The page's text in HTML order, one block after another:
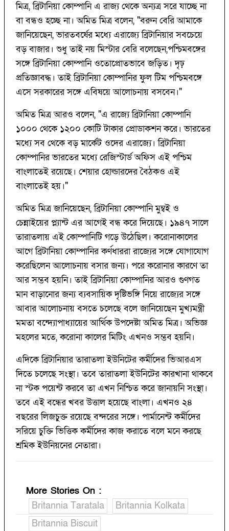
মিত্র, ব্রিটানিয়া কোম্পানি এ রাজ্য থেকে অন্যত্র সরে যাচ্ছে না
বা বন্ধও হচ্ছে না। অমিত মিত্র বলেন, "বরুন বেরি আমাকে
জানিয়েছেন, ভারতবর্ষের মধ্যে এরাজ্যে ব্রিটানিয়ার সবচেয়ে
বড় বাজার। শুধু তাই নয় মিস্টার বেরি বলেছেন,পশ্চিমবঙ্গের
সঙ্গে ব্রিটানিয়া কোম্পানি ওতোপ্রোতভাবে জড়িত। দৃঢ়
প্রতিজ্ঞাবদ্ধ। তাই ব্রিটানিয়া কোম্পানির ফুল টিম পশ্চিমবঙ্গে
এসে সরকারের সঙ্গে এবিষয়ে আলোচনায় বসবেন।"
অমিত মিত্র আরও বলেন, "এ রাজ্যে ব্রিটানিয়া কোম্পানি
১০০০ থেকে ১২০০ কোটি টাকার প্রোডাকশন করে। ভারতের
মধ্যে সব থেকে বড় মার্কেট ওদের এরাজ্যে। ব্রিটানিয়া
কোম্পানির ভারতের মধ্যে রেজিস্টার্ড অফিস এই পশ্চিম
বাংলাতেই রয়েছে। শেয়ার হোল্ডারদের বৈঠকও এই
বাংলাতেই হয়।"
অমিত মিত্র জানিয়েছেন, ব্রিটানিয়া কোম্পানি মুম্বই ও
চেন্নাইয়ের প্ল্যান্ট এর আগেই বন্ধ করে দিয়েছে। ১৯৪৭ সালে
তারাতলায় এই কোম্পানিটি গড়ে উঠেছিল। করোনাকালের
আগে ব্রিটানিয়া কোম্পানির কর্ণধাররা রাজ্যের সঙ্গে যোগাযোগ
করেছিলেন আলোচনায় বসার জন্য। পরে করোনার কারণে তা
আর সম্ভব হয়নি। তাই ব্রিটানিয়া কোম্পানির আরও গুণগত
মান বাড়ানোর জন্য ব্যবসায়িক দৃষ্টিভঙ্গি নিয়ে রাজ্যের সঙ্গে
আবার আলোচনায় বসতে চলেছে বলে জানিয়েছেন মুখ্যমন্ত্রী
মমতা বন্দ্যোপাধ্যায়ের আর্থিক উপদেষ্টা অমিত মিত্র। অভিজ্ঞ
মহলের মতে, করোনা কালের মিটিং এখনও সম্ভব হয়নি।
এদিকে ব্রিটানিয়ার তারাতলা ইউনিটের কর্মীদের ভিআরএস
দিতে চলেছে সংস্থা। তবে তারাতলা ইউনিটের কারখানা থাকবে
না স্টক পয়েন্ট করবে তা এখন নিশ্চিত করে জানায়নি সংস্থা।
তবে এই বন্ধের খবর উত্তাল হয়েছে বাংলা। এখনও ২৪
বছরের লিজচুক্ত রয়েছে বন্দরের সঙ্গে। পার্মানেন্ট কর্মীদের
সরিয়ে চুক্তি ভিত্তিক কর্মীদের কাজ করাতে বলে মনে করছে
শ্রমিক ইউনিয়নের নেতারা।
More Stories On :
Britannia Taratala
Britannia Kolkata
Britannia Biscuit